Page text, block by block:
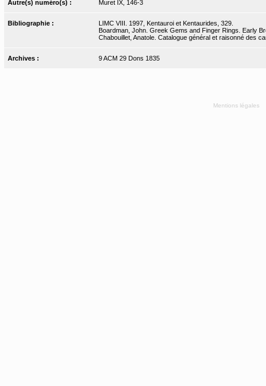
Autre(s) numéro(s) : Muret IX, 146-3
Bibliographie :
LIMC VIII. 1997, Kentauroi et Kentaurides, 329.
Boardman, John. Greek Gems and Finger Rings. Early
Chabouillet, Anatole. Catalogue général et raisonné des
Archives : 9 ACM 29 Dons 1835
Mentions légales